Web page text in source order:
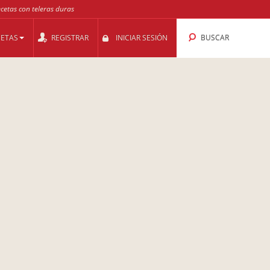
con teleras duras
REGISTRAR INICIAR SESIÓN BUSCAR